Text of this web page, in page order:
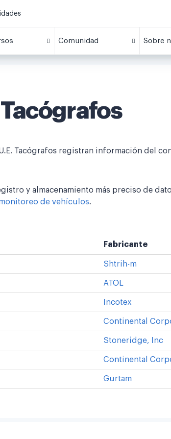
Comunidad Sobre
Tacógrafos
Tacógrafos registran información del
y almacenamiento más preciso de
de vehículos.
Fabricante
Shtrih-m
ATOL
Incotex
Continental
Stoneridge, Inc
Continental
Gurtam